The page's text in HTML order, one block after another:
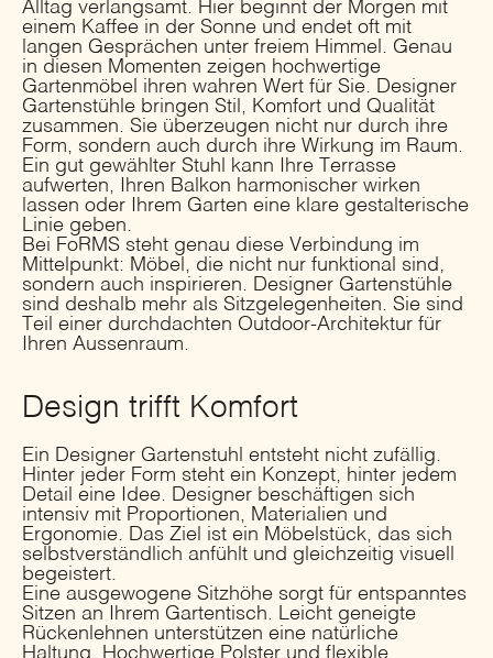
Alltag verlangsamt. Hier beginnt der Morgen mit
einem Kaffee in der Sonne und endet oft mit
langen Gesprächen unter freiem Himmel. Genau
in diesen Momenten zeigen hochwertige
Gartenmöbel ihren wahren Wert für Sie. Designer
Gartenstühle bringen Stil, Komfort und Qualität
zusammen. Sie überzeugen nicht nur durch ihre
Form, sondern auch durch ihre Wirkung im Raum.
Ein gut gewählter Stuhl kann Ihre Terrasse
aufwerten, Ihren Balkon harmonischer wirken
lassen oder Ihrem Garten eine klare gestalterische
Linie geben.
Bei FoRMS steht genau diese Verbindung im
Mittelpunkt: Möbel, die nicht nur funktional sind,
sondern auch inspirieren. Designer Gartenstühle
sind deshalb mehr als Sitzgelegenheiten. Sie sind
Teil einer durchdachten Outdoor-Architektur für
Ihren Aussenraum.
Design trifft Komfort
Ein Designer Gartenstuhl entsteht nicht zufällig.
Hinter jeder Form steht ein Konzept, hinter jedem
Detail eine Idee. Designer beschäftigen sich
intensiv mit Proportionen, Materialien und
Ergonomie. Das Ziel ist ein Möbelstück, das sich
selbstverständlich anfühlt und gleichzeitig visuell
begeistert.
Eine ausgewogene Sitzhöhe sorgt für entspanntes
Sitzen an Ihrem Gartentisch. Leicht geneigte
Rückenlehnen unterstützen eine natürliche
Haltung. Hochwertige Polster und flexible